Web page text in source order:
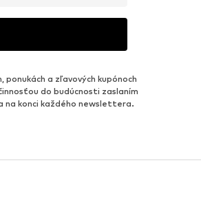
a zľavových kupónoch
do budúcnosti zaslaním
konci každého newslettera.